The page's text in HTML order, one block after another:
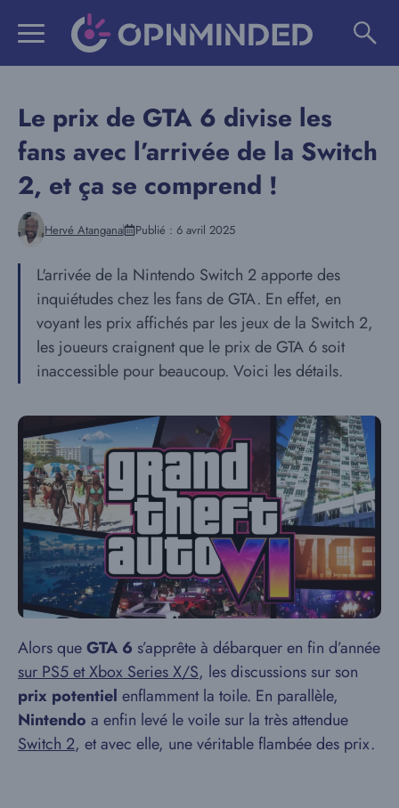
Le prix de GTA 6 divise les
fans avec l’arrivée de la Switch
2, et ça se comprend !
Hervé Atangana Publié : 6 avril 2025
L'arrivée de la Nintendo Switch 2 apporte des
inquiétudes chez les fans de GTA. En effet, en
voyant les prix affichés par les jeux de la Switch 2,
les joueurs craignent que le prix de GTA 6 soit
inaccessible pour beaucoup. Voici les détails.
Alors queGTA 6 s’apprête à débarquer en fin d’année
sur PS5 et Xbox Series X/S, les discussions sur son
prix potentiel enflamment la toile. En parallèle,
Nintendo a enfin levé le voile sur la très attendue
Switch 2, et avec elle, une véritable flambée des prix.